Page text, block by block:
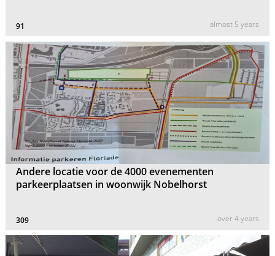
91 almost 5 years
Andere locatie voor de 4000 evenementen
parkeerplaatsen in woonwijk Nobelhorst
309 over 4 years